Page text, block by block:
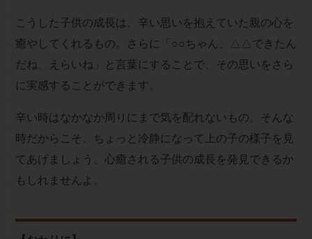
こうした子供の成長は、辛い思いを抱えていた親の心を
癒やしてくれるもの。さらに「○○ちゃん、△△できたん
だね、えらいね」と言葉にすることで、その思いをさら
に実感することができます。
辛い時はなかなか周りにまで気を配れないもの。そんな
時だからこそ、ちょっと冷静になって上の子の様子を見
てあげましょう。心癒される子供の成長を発見できるか
もしれませんよ。